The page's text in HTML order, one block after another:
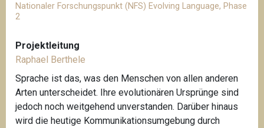
Nationaler Forschungspunkt (NFS) Evolving Language, Phase
2
Projektleitung
Raphael Berthele
Sprache ist das, was den Menschen von allen anderen
Arten unterscheidet. Ihre evolutionären Ursprünge sind
jedoch noch weitgehend unverstanden. Darüber hinaus
wird die heutige Kommunikationsumgebung durch